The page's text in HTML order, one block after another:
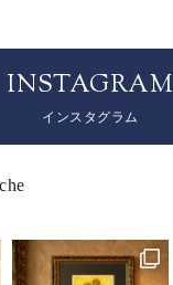
INSTAGRAM
インスタグラム